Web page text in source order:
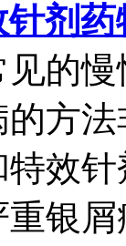
剂药
的
方
效
银